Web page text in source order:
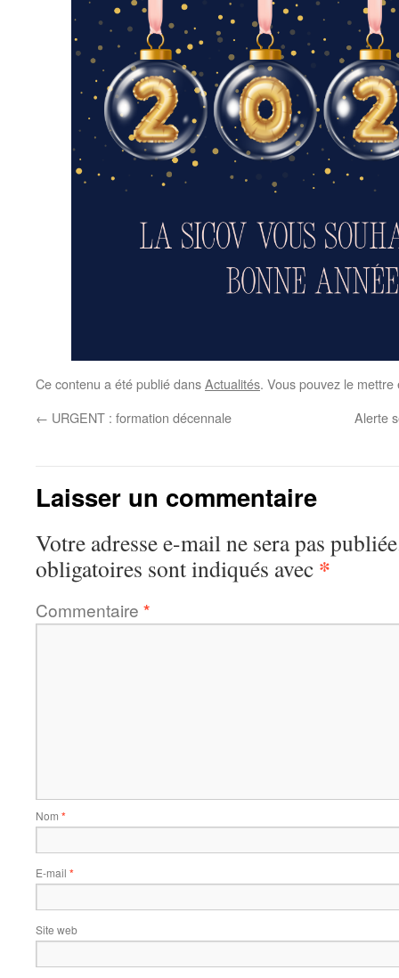
Ce contenu a été publié dansActualités. Vous pouvez le
← URGENT : formation décennale Alerte
Laisser un commentaire
Votre adresse e-mail ne sera pas
obligatoires sont indiqués avec *
Commentaire *
Nom *
E-mail *
Site web